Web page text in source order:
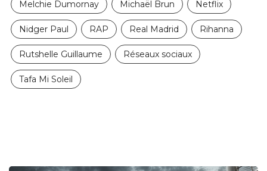
Melchie Dumornay Michaël Brun Netflix
Nidger Paul RAP Real Madrid Rihanna
Rutshelle Guillaume Réseaux sociaux
Tafa Mi Soleil